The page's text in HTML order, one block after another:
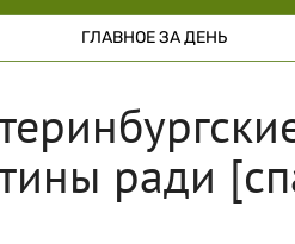
ГЛАВНОЕ ЗА ДЕНЬ
ради